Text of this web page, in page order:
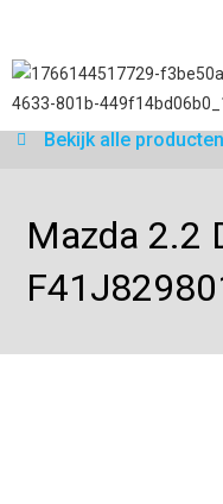
Bekijk alle producten
Mazda 2.2